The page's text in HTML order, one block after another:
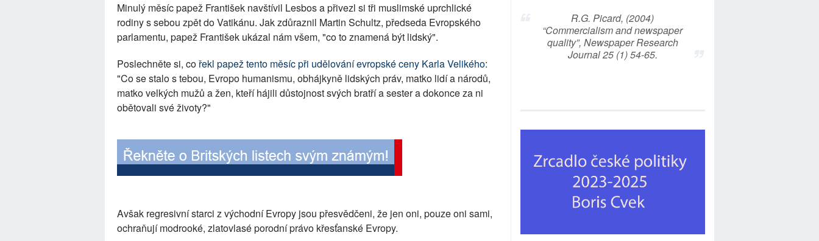
Minulý měsíc papež František navštívil Lesbos a přivezl si tři muslimské uprchlické
rodiny s sebou zpět do Vatikánu. Jak zdůraznil Martin Schultz, předseda Evropského
parlamentu, papež František ukázal nám všem, "co to znamená být lidský".
Poslechněte si, cořekl papež tento měsíc při udělování evropské ceny Karla Velikého:
"Co se stalo s tebou, Evropo humanismu, obhájkyně lidských práv, matko lidí a národů,
matko velkých mužů a žen, kteří hájili důstojnost svých bratří a sester a dokonce za ni
obětovali své životy?"
Avšak regresivní starci z východní Evropy jsou přesvědčeni, že jen oni, pouze oni sami,
ochraňují modrooké, zlatovlasé porodní právo křesťanské Evropy.
R.G. Picard, (2004)
“Commercialism and newspaper
quality”, Newspaper Research
Journal 25 (1) 54-65.